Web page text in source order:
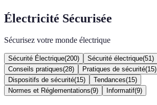
Électricité Sécurisée
Sécurisez votre monde électrique
Sécurité Électrique(200) Sécurité électrique(51 )
Conseils pratiques(28) Pratiques de sécurité(15)
Dispositifs de sécurité(15) Tendances(15)
Normes et Réglementations(9) Informatif(9)